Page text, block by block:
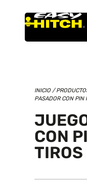
INICIO/
PASADOR CON PIN
CON